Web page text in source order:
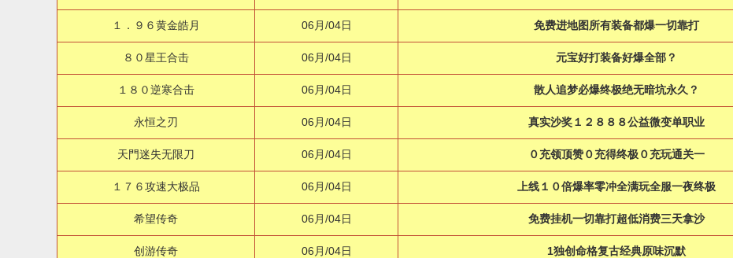
１．９６黄金皓月 06月/04日 免费进地图所有装备都爆一切靠打
８０星王合击 06月/04日 元宝好打装备好爆全部？
１８０逆寒合击 06月/04日 散人追梦必爆终极绝无暗坑永久？
永恒之刃 06月/04日 真实沙奖１２８８８公益微变单职业
天門迷失无限刀 06月/04日 ０充领顶赞０充得终极０充玩通关一
１７６攻速大极品 06月/04日 上线１０倍爆率零冲全满玩全服一夜终极
希望传奇 06月/04日 免费挂机一切靠打超低消费三天拿沙
创游传奇 06月/04日 1独创命格复古经典原味沉默